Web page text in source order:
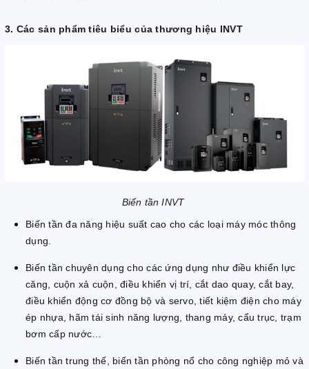
3. Các sản phẩm tiêu biểu của thương hiệu INVT
Biến tần INVT
Biến tần đa năng hiệu suất cao cho các loại máy móc thông
dụng.
Biến tần chuyên dụng cho các ứng dụng như điều khiển lực
căng, cuộn xả cuộn, điều khiển vị trí, cắt dao quay, cắt bay,
điều khiển động cơ đồng bộ và servo, tiết kiệm điện cho máy
ép nhựa, hãm tái sinh năng lượng, thang máy, cẩu trục, trạm
bơm cấp nước…
Biến tần trung thế, biến tần phòng nổ cho công nghiệp mỏ và